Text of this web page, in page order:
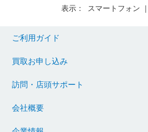
表示： スマートフォン ｜
ご利用ガイド
買取お申し込み
訪問・店頭サポート
会社概要